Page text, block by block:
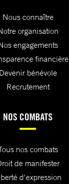
Nous connaître
organisation
engagements
financière
Devenir bénévole
Recrutement
NOS COMBATS
nos combats
de manifester
d'expression